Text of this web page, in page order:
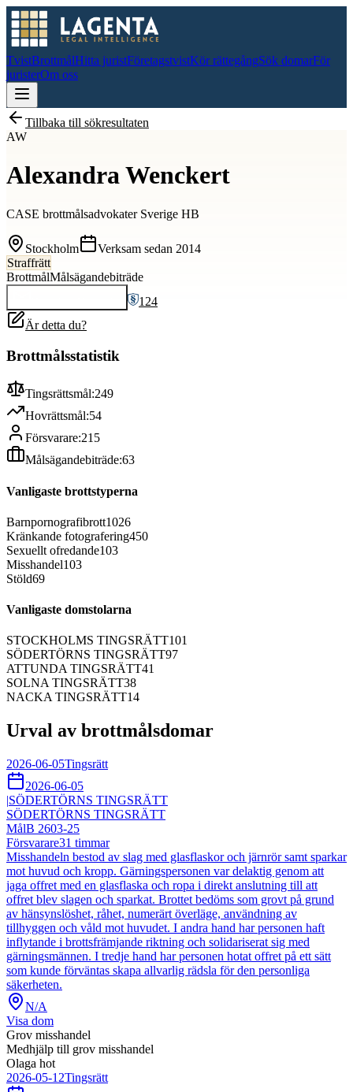
TvistBrottmålHitta juristFöretagstvistKör rättegångSök domarFör
juristerOm oss
Tillbaka till sökresultaten
AW
Alexandra Wenckert
CASE brottmålsadvokater Sverige HB
Stockholm Verksam sedan 2014
Straffrätt
BrottmålMålsägandebiträde
124
Är detta du?
Brottmålsstatistik
Tingsrättsmål:249
Hovrättsmål:54
Försvarare:215
Målsägandebiträde:63
Vanligaste brottstyperna
Barnpornografibrott1026
Kränkande fotografering450
Sexuellt ofredande103
Misshandel103
Stöld69
Vanligaste domstolarna
STOCKHOLMS TINGSRÄTT101
SÖDERTÖRNS TINGSRÄTT97
ATTUNDA TINGSRÄTT41
SOLNA TINGSRÄTT38
NACKA TINGSRÄTT14
Urval av brottmålsdomar
2026-06-05Tingsrätt
2026-06-05
|SÖDERTÖRNS TINGSRÄTT
SÖDERTÖRNS TINGSRÄTT
MålB 2603-25
Försvarare31 timmar
Misshandeln bestod av slag med glasflaskor och järnrör samt sparkar
mot huvud och kropp. Gärningspersonen var delaktig genom att
jaga offret med en glasflaska och ropa i direkt anslutning till att
offret blev slagen och sparkat. Brottet bedöms som grovt på grund
av hänsynslöshet, råhet, numerärt överläge, användning av
tillhyggen och våld mot huvudet. I andra hand har personen haft
inflytande i brottsfrämjande riktning och solidariserat sig med
gärningsmännen. I tredje hand har personen hotat offret på ett sätt
som kunde förväntas skapa allvarlig rädsla för den personliga
säkerheten.
N/A
Visa dom
Grov misshandel
Medhjälp till grov misshandel
Olaga hot
2026-05-12Tingsrätt